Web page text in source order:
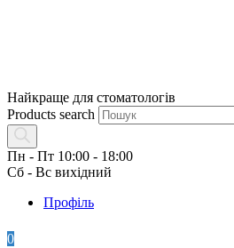
Найкраще для стоматологів
Products search
Пн - Пт 10:00 - 18:00
Сб - Вс вихідний
Профіль
0